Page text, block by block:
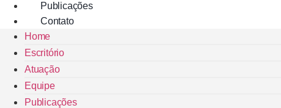
Publicações
Contato
Home
Escritório
Atuação
Equipe
Publicações